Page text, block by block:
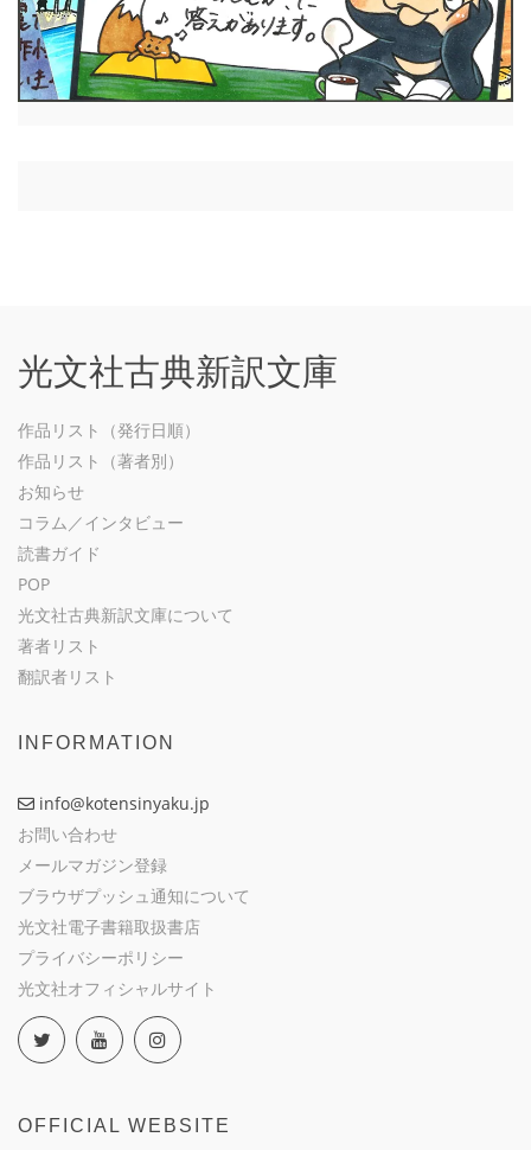
光文社古典新訳文庫
作品リスト（発行日順）
作品リスト（著者別）
お知らせ
コラム／インタビュー
読書ガイド
POP
光文社古典新訳文庫について
著者リスト
翻訳者リスト
INFORMATION
info@kotensinyaku.jp
お問い合わせ
メールマガジン登録
ブラウザプッシュ通知について
光文社電子書籍取扱書店
プライバシーポリシー
光文社オフィシャルサイト
OFFICIAL WEBSITE